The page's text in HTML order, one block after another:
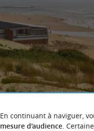
En continuant à naviguer,
mesure d'audience.